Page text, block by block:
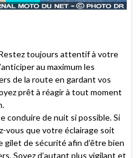
toujours attentif à votre
au maximum les
de la route en gardant vos
prêt à réagir à tout moment
conduire de nuit si possible. Si
vous que votre éclairage soit
de sécurité afin d’être bien
Soyez d’autant plus vigilant et